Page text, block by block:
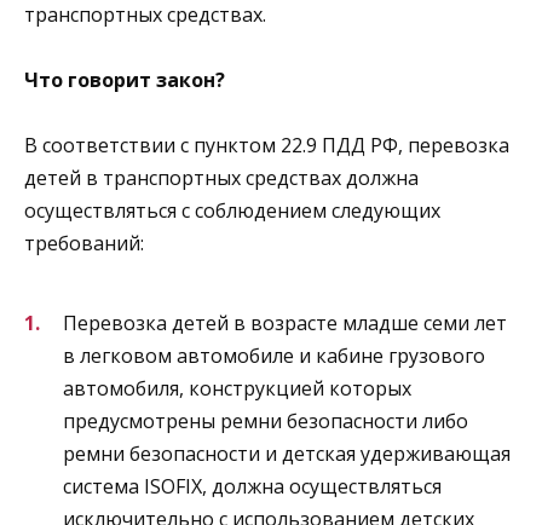
транспортных средствах.
Что говорит закон?
В соответствии с пунктом 22.9 ПДД РФ, перевозка
детей в транспортных средствах должна
осуществляться с соблюдением следующих
требований:
Перевозка детей в возрасте младше семи лет
в легковом автомобиле и кабине грузового
автомобиля, конструкцией которых
предусмотрены ремни безопасности либо
ремни безопасности и детская удерживающая
система ISOFIX, должна осуществляться
исключительно с использованием детских